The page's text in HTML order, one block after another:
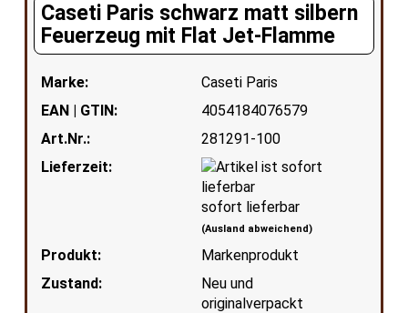
Caseti Paris schwarz matt silbern
Feuerzeug mit Flat Jet-Flamme
Marke:
Caseti Paris
EAN | GTIN:
4054184076579
Art.Nr.:
281291-100
Lieferzeit:
sofort lieferbar
(Ausland abweichend)
Produkt:
Markenprodukt
Zustand:
Neu und
originalverpackt